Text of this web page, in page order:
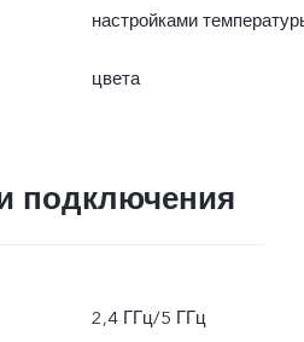
настройками
цвета
подключения
2,4 ГГц/5 ГГц